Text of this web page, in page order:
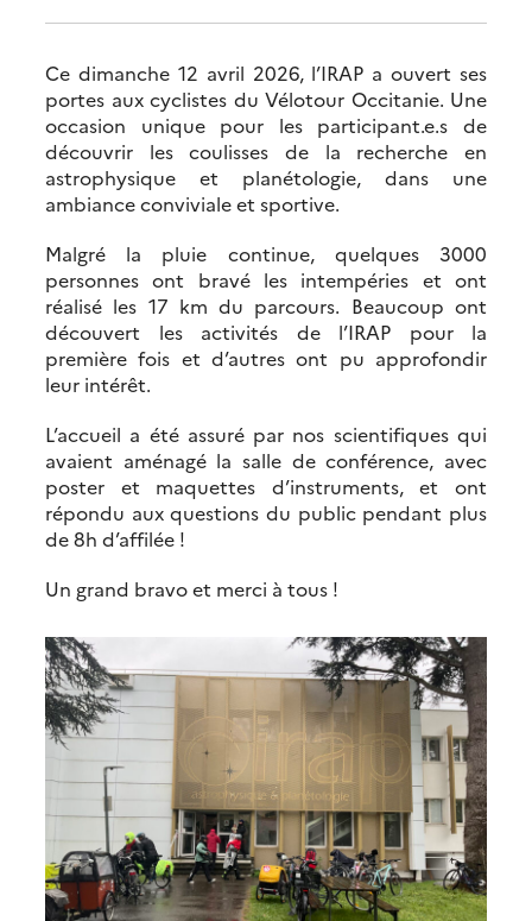
Ce dimanche 12 avril 2026, l’IRAP a ouvert ses
portes aux cyclistes du Vélotour Occitanie. Une
occasion unique pour les participant.e.s de
découvrir les coulisses de la recherche en
astrophysique et planétologie, dans une
ambiance conviviale et sportive.
Malgré la pluie continue, quelques 3000
personnes ont bravé les intempéries et ont
réalisé les 17 km du parcours. Beaucoup ont
découvert les activités de l’IRAP pour la
première fois et d’autres ont pu approfondir
leur intérêt.
L’accueil a été assuré par nos scientifiques qui
avaient aménagé la salle de conférence, avec
poster et maquettes d’instruments, et ont
répondu aux questions du public pendant plus
de 8h d’affilée !
Un grand bravo et merci à tous !